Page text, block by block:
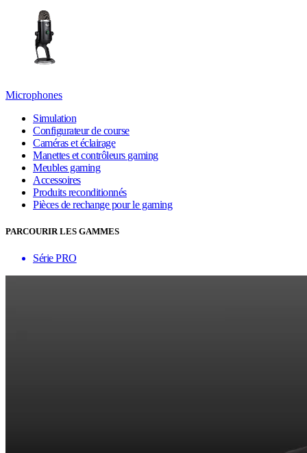
Microphones
Simulation
Configurateur de course
Caméras et éclairage
Manettes et contrôleurs gaming
Meubles gaming
Accessoires
Produits reconditionnés
Pièces de rechange pour le gaming
PARCOURIR LES GAMMES
Série PRO